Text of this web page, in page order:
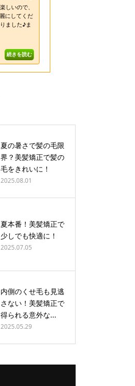
夏の暑さで髪の毛限
界？美髪矯正で髪の
毛をきれいに！
2025.08.01
夏本番！美髪矯正で
少しでも快適に！
2025.07.05
内側のくせ毛も見逃
さない！美髪矯正で
得られる意外な...
2025.05.29